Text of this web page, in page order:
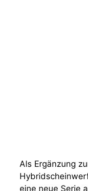
Als Ergänzung
eine neue Serie